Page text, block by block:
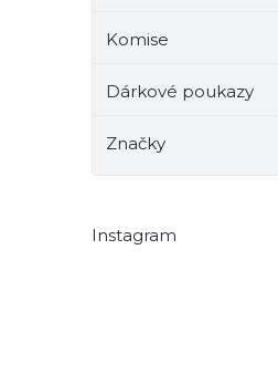
Komise
Dárkové poukazy
Značky
Instagram